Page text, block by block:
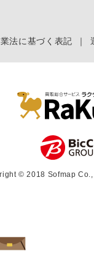
法に基づく表記 ｜
© 2018 Sofmap